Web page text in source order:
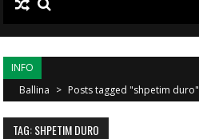
INFO
Ballina > Posts tagged "shpetim duro"
TAG: SHPETIM DURO